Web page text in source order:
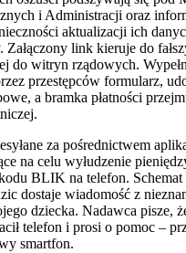
i Administracji oraz
aktualizacji ich
Załączony link kieruje do
do witryn rządowych.
przestępców formularz,
a bramka płatności
za pośrednictwem
na celu wyłudzenie
BLIK na telefon. Schemat
dostaje wiadomość z
dziecka. Nadawca pisze,
telefon i prosi o pomoc –
smartfon.